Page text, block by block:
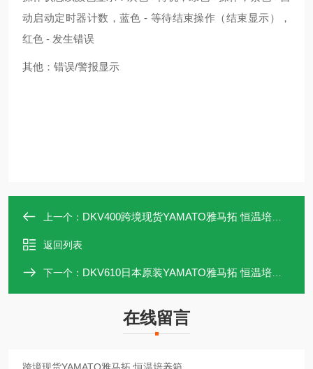
动启动定时器计数，蓝色 - 等待结束操作（结束显示），
红色 - 发生错误
其他：错误/警报显示
上一个： DKV400跨境现货YAMATO雅马拓 恒温培养箱
返回列表
下一个： DKV610日本原装YAMATO雅马拓 恒温培养箱
在线留言